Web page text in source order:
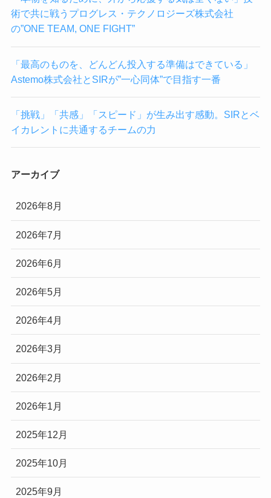
術で共に戦うプログレス・テクノロジーズ株式会社
の”ONE TEAM, ONE FIGHT”
「最高のものを、どんどん投入する準備はできている」
Astemo株式会社とSIRが”一心同体”で目指す一番
「挑戦」「共感」「スピード」が生み出す感動。SIRとベ
イカレントに共通するチームの力
アーカイブ
2026年8月
2026年7月
2026年6月
2026年5月
2026年4月
2026年3月
2026年2月
2026年1月
2025年12月
2025年10月
2025年9月